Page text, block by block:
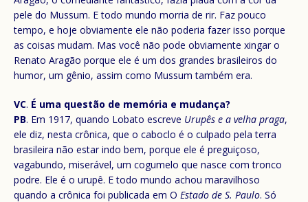
pele do Mussum. E todo mundo morria de rir. Faz pouco
tempo, e hoje obviamente ele não poderia fazer isso porque
as coisas mudam. Mas você não pode obviamente xingar o
Renato Aragão porque ele é um dos grandes brasileiros do
humor, um gênio, assim como Mussum também era.
VC. É uma questão de memória e mudança?
PB. Em 1917, quando Lobato escreve Urupês e a velha praga,
ele diz, nesta crônica, que o caboclo é o culpado pela terra
brasileira não estar indo bem, porque ele é preguiçoso,
vagabundo, miserável, um cogumelo que nasce com tronco
podre. Ele é o urupê. E todo mundo achou maravilhoso
quando a crônica foi publicada em O Estado de S. Paulo. Só